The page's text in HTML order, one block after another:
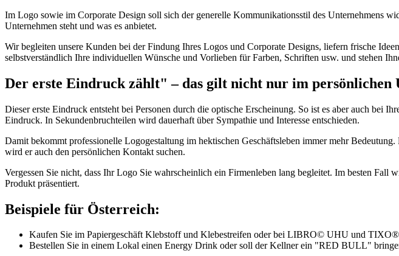
Im Logo sowie im Corporate Design soll sich der generelle Kommunikationsstil des Unternehmens
Unternehmen steht und was es anbietet.
Wir begleiten unsere Kunden bei der Findung Ihres Logos und Corporate Designs, liefern frische
selbstverständlich Ihre individuellen Wünsche und Vorlieben für Farben, Schriften usw. und stehen
Der erste Eindruck zählt" – das gilt nicht nur im persönlichen
Dieser erste Eindruck entsteht bei Personen durch die optische Erscheinung. So ist es aber auch bei
Eindruck. In Sekundenbruchteilen wird dauerhaft über Sympathie und Interesse entschieden.
Damit bekommt professionelle Logogestaltung im hektischen Geschäftsleben immer mehr
wird er auch den persönlichen Kontakt suchen.
Vergessen Sie nicht, dass Ihr Logo Sie wahrscheinlich ein Firmenleben lang begleitet. Im besten
Produkt präsentiert.
Beispiele für Österreich:
Kaufen Sie im Papiergeschäft Klebstoff und Klebestreifen oder bei LIBRO© UHU und
Bestellen Sie in einem Lokal einen Energy Drink oder soll der Kellner ein "RED BULL"